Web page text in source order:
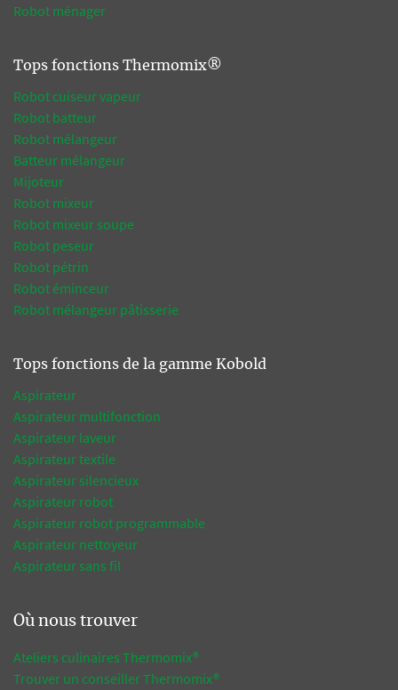
Robot ménager
Tops fonctions Thermomix®
Robot cuiseur vapeur
Robot batteur
Robot mélangeur
Batteur mélangeur
Mijoteur
Robot mixeur
Robot mixeur soupe
Robot peseur
Robot pétrin
Robot éminceur
Robot mélangeur pâtisserie
Tops fonctions de la gamme Kobold
Aspirateur
Aspirateur multifonction
Aspirateur laveur
Aspirateur textile
Aspirateur silencieux
Aspirateur robot
Aspirateur robot programmable
Aspirateur nettoyeur
Aspirateur sans fil
Où nous trouver
Ateliers culinaires Thermomix®
Trouver un conseiller Thermomix®